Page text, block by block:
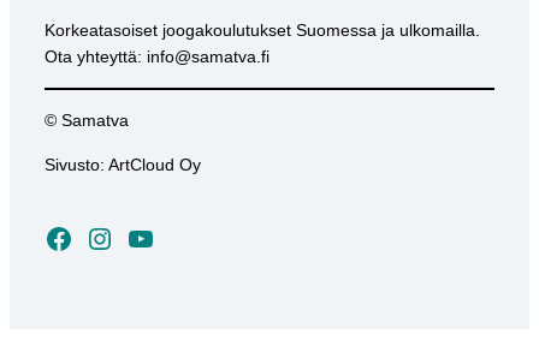
Korkeatasoiset joogakoulutukset Suomessa ja ulkomailla.
Ota yhteyttä: info@samatva.fi
© Samatva
Sivusto: ArtCloud Oy
Facebook
Instagram
YouTube